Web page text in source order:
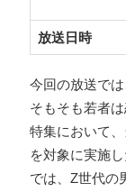
放送日時
今回の放送で
そもそも若者
特集において
を対象に実施
では、Z世代の